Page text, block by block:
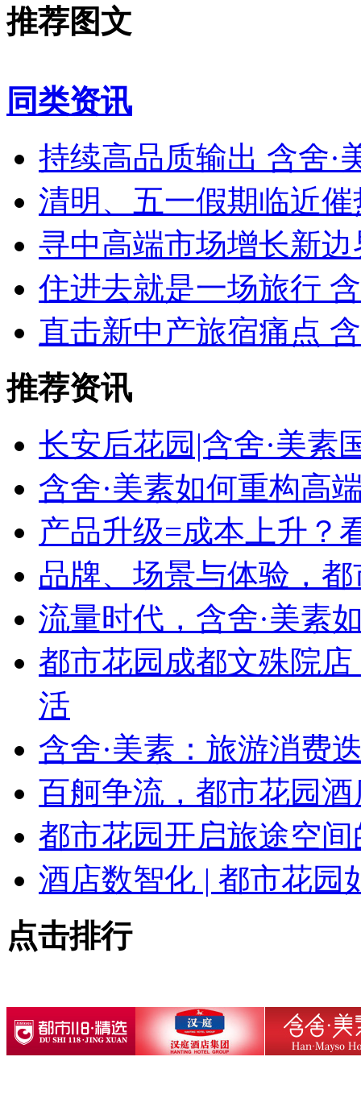
推荐图文
同类资讯
持续高品质输出 含舍·
清明、五一假期临近
寻中高端市场增长新
住进去就是一场旅行
直击新中产旅宿痛点
推荐资讯
长安后花园|含舍·美素
含舍·美素如何重构高
产品升级=成本上升？
品牌、场景与体验，
流量时代，含舍·美素
都市花园成都文殊院
活
含舍·美素：旅游消费
百舸争流，都市花园
都市花园开启旅途空间
酒店数智化 | 都市花园
点击排行